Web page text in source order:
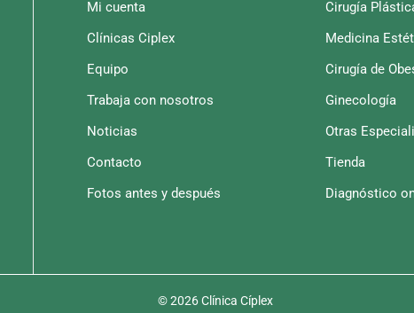
Mi cuenta
Clínicas Ciplex
Equipo
Trabaja con nosotros
Noticias
Contacto
Fotos antes y después
Cirugía
Medicina
Cirugía de
Ginecología
Otras
Tienda
Diagnóstico
© 2026 Clínica Cíplex